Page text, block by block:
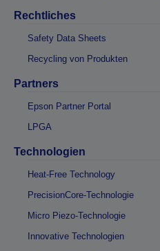
Rechtliches
Safety Data Sheets
Recycling von Produkten
Partners
Epson Partner Portal
LPGA
Technologien
Heat-Free Technology
PrecisionCore-Technologie
Micro Piezo-Technologie
Innovative Technologien